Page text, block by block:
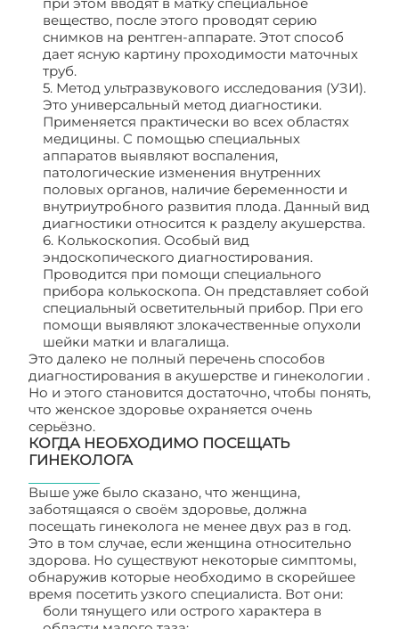
вещество, после этого проводят серию
снимков на рентген-аппарате. Этот способ
дает ясную картину проходимости маточных
труб.
5. Метод ультразвукового исследования (УЗИ).
Это универсальный метод диагностики.
Применяется практически во всех областях
медицины. С помощью специальных
аппаратов выявляют воспаления,
патологические изменения внутренних
половых органов, наличие беременности и
внутриутробного развития плода. Данный вид
диагностики относится к разделу акушерства.
6. Колькоскопия. Особый вид
эндоскопического диагностирования.
Проводится при помощи специального
прибора колькоскопа. Он представляет собой
специальный осветительный прибор. При его
помощи выявляют злокачественные опухоли
шейки матки и влагалища.
Это далеко не полный перечень способов
диагностирования в акушерстве и гинекологии .
Но и этого становится достаточно, чтобы понять,
что женское здоровье охраняется очень
серьёзно.
КОГДА НЕОБХОДИМО ПОСЕЩАТЬ
ГИНЕКОЛОГА
Выше уже было сказано, что женщина,
заботящаяся о своём здоровье, должна
посещать гинеколога не менее двух раз в год.
Это в том случае, если женщина относительно
здорова. Но существуют некоторые симптомы,
обнаружив которые необходимо в скорейшее
время посетить узкого специалиста. Вот они:
боли тянущего или острого характера в